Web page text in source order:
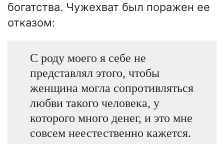
богатства. Чужехват был поражен ее
отказом:
С роду моего я себе не
представлял этого, чтобы
женщина могла сопротивляться
любви такого человека, у
которого много денег, и это мне
совсем неестественно кажется.